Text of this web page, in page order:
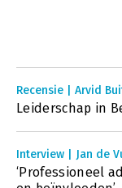
Recensie | Arvid
Leiderschap in
Interview | Jan de
‘Professioneel